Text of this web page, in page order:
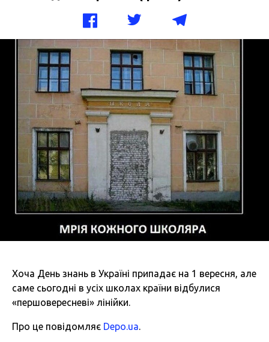
Хоча День знань в Україні припадає на 1 вересня, але
саме сьогодні в усіх школах країни відбулися
«першовересневі» лінійки.
Про це повідомляє Depo.ua